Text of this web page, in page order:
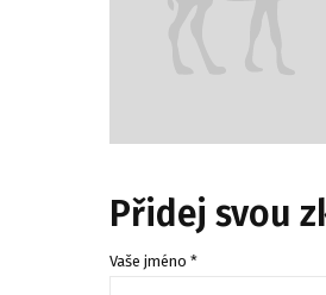
Přidej svou
Vaše jméno *